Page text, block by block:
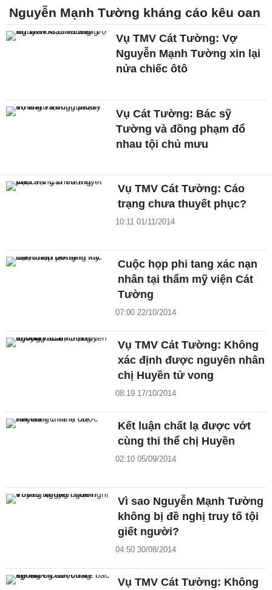
Nguyễn Mạnh Tường kháng cáo kêu oan
Vụ TMV Cát Tường: Vợ
Nguyễn Mạnh Tường xin lại
nửa chiếc ôtô
Vụ Cát Tường: Bác sỹ
Tường và đồng phạm đổ
nhau tội chủ mưu
Vụ TMV Cát Tường: Cáo
trạng chưa thuyết phục?
10:11 01/11/2014
Cuộc họp phi tang xác nạn
nhân tại thẩm mỹ viện Cát
Tường
07:00 22/10/2014
Vụ TMV Cát Tường: Không
xác định được nguyên nhân
chị Huyền tử vong
08:19 17/10/2014
Kết luận chất lạ được vớt
cùng thi thể chị Huyền
02:10 05/09/2014
Vì sao Nguyễn Mạnh Tường
không bị đề nghị truy tố tội
giết người?
04:50 30/08/2014
Vụ TMV Cát Tường: Không